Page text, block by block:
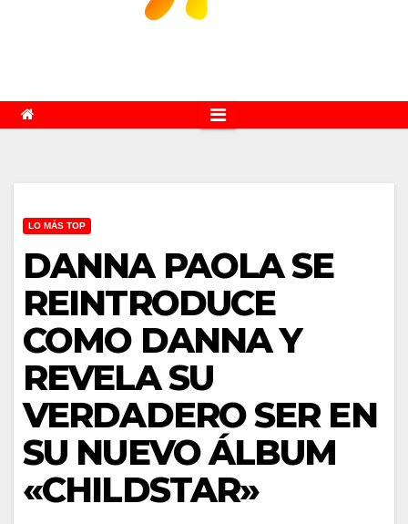
LO MÁS TOP
DANNA PAOLA SE
REINTRODUCE
COMO DANNA Y
REVELA SU
VERDADERO SER EN
SU NUEVO ÁLBUM
«CHILDSTAR»